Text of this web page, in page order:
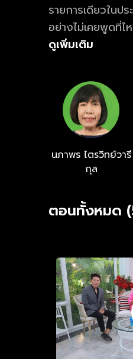
รายการเดียวในป
อย่างไม่เคยพูดที่ไ
ที่ให้ความรู้สึกปลอ
ดูเพิ่มเติม
นภาพร ไตรวิทย์วารี
กุล
ตอนทั้งหมด